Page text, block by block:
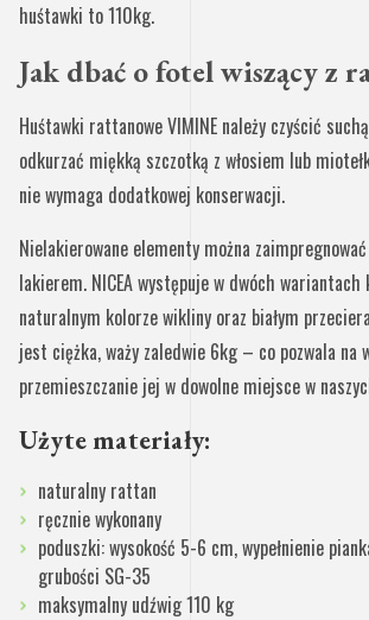
huśtawki to 110kg.
Jak dbać o fotel wiszący z
Huśtawki rattanowe VIMINE należy czyścić
odkurzać miękką szczotką z włosiem lub
nie wymaga dodatkowej konserwacji.
Nielakierowane elementy można
lakierem. NICEA występuje w dwóch
naturalnym kolorze wikliny oraz białym
jest ciężka, waży zaledwie 6kg – co pozwala na
przemieszczanie jej w dowolne miejsce w
Użyte materiały:
naturalny rattan
ręcznie wykonany
poduszki: wysokość 5-6 cm, wypełnienie
grubości SG-35
maksymalny udźwig 110 kg